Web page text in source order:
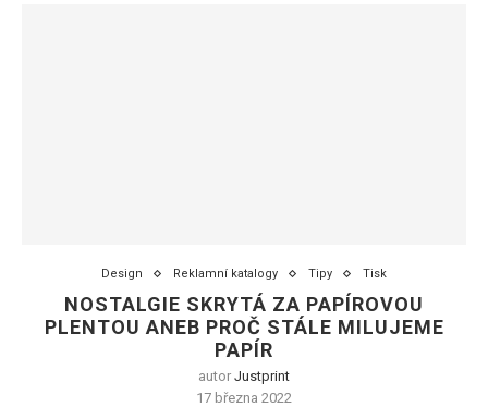
Design Reklamní katalogy Tipy Tisk
NOSTALGIE SKRYTÁ ZA PAPÍROVOU
PLENTOU ANEB PROČ STÁLE MILUJEME
PAPÍR
autor Justprint
17 března 2022